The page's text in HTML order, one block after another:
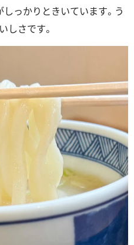
っかりときいています。う
しさです。